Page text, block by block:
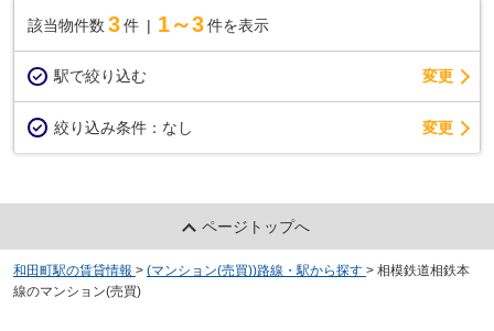
該当物件数 3件 1～3 件を表示
駅で絞り込む 変更
絞り込み条件： なし 変更
ページトップへ
和田町駅の賃貸情報 > (マンション(売買))路線・駅から探す > 相模鉄道相鉄本
線のマンション(売買)